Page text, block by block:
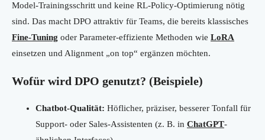
Model-Trainingsschritt und keine RL-Policy-Optimierung nötig
sind. Das macht DPO attraktiv für Teams, die bereits klassisches
Fine-Tuning oder Parameter-effiziente Methoden wie LoRA
einsetzen und Alignment „on top“ ergänzen möchten.
Wofür wird DPO genutzt? (Beispiele)
Chatbot-Qualität: Höflicher, präziser, besserer Tonfall für
Support- oder Sales-Assistenten (z. B. in ChatGPT-